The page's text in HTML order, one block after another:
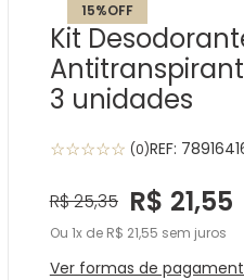
15%OFF
Kit
3 unidades
☆☆☆☆☆ (0)REF:
R$25,35 R$ 21,55
Ou 1 de R$ 21,55 sem juros
Ver formas de